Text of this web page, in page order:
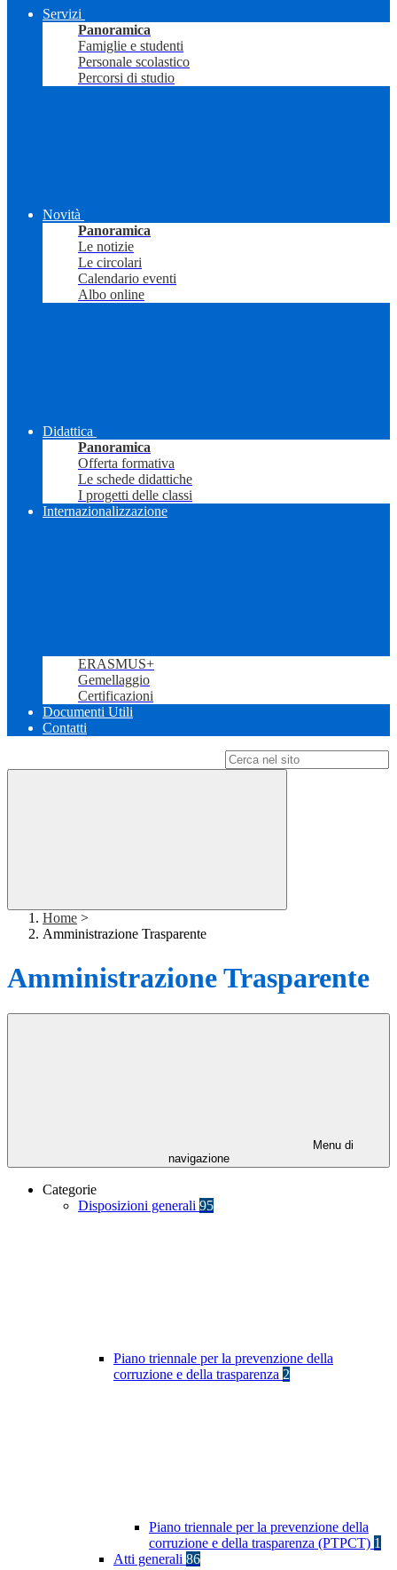
Servizi
Panoramica
Famiglie e studenti
Personale scolastico
Percorsi di studio
Novità
Panoramica
Le notizie
Le circolari
Calendario eventi
Albo online
Didattica
Panoramica
Offerta formativa
Le schede didattiche
I progetti delle classi
Internazionalizzazione
ERASMUS+
Gemellaggio
Certificazioni
Documenti Utili
Contatti
Home >
Amministrazione Trasparente
Amministrazione Trasparente
Menu di
navigazione
Categorie
Disposizioni generali 95
Piano triennale per la prevenzione della
corruzione e della trasparenza 2
Piano triennale per la prevenzione della
corruzione e della trasparenza (PTPCT) 1
Atti generali 86